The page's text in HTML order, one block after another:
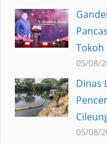
05/08/
Dinas
05/08/